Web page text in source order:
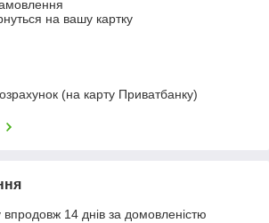
на вашу картку
(на карту Приватбанку)
14 днів за домовленістю